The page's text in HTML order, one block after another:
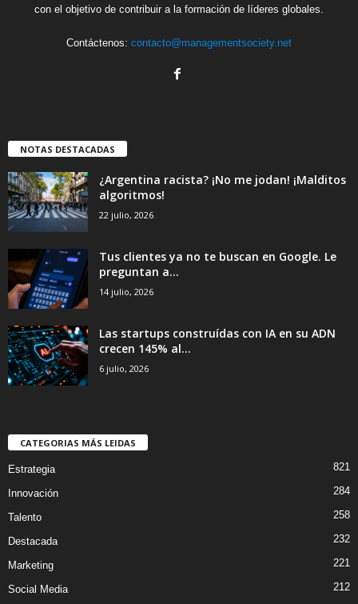
con el objetivo de contribuir a la formación de líderes globales.
Contáctenos: contacto@managementsociety.net
NOTAS DESTACADAS
¿Argentina racista? ¡No me jodan! ¡Malditos
algoritmos!
22 julio, 2026
Tus clientes ya no te buscan en Google. Le
preguntan a...
14 julio, 2026
Las startups construídas con IA en su ADN
crecen 145% al...
6 julio, 2026
CATEGORIAS MÁS LEIDAS
Estrategia 821
Innovación 284
Talento 258
Destacada 232
Marketing 221
Social Media 212